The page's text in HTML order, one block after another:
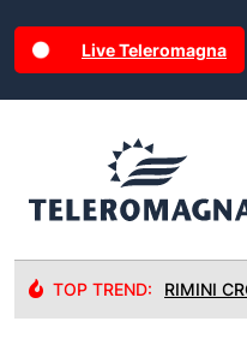
Live Teleromagna
TOP TREND: RIMINI